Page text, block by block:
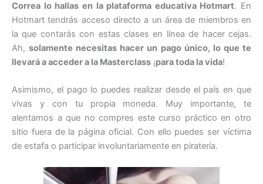
Correa lo hallas en la plataforma educativa Hotmart. En
Hotmart tendrás acceso directo a un área de miembros en
la que contarás con estas clases en línea de hacer cejas.
Ah,solamente necesitas hacer un pago único, lo que te
llevará a acceder a la Masterclass ¡para toda la vida!
Asimismo, el pago lo puedes realizar desde el país en que
vivas y con tu propia moneda. Muy importante, te
alentamos a que no compres este curso práctico en otro
sitio fuera de la página oficial. Con ello puedes ser víctima
de estafa o participar involuntariamente en piratería.